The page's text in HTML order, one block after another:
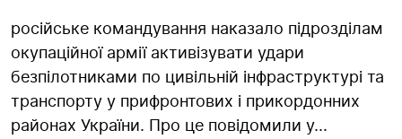
російське командування наказало підрозділам
окупаційної армії активізувати удари
безпілотниками по цивільній інфраструктурі та
транспорту у прифронтових і прикордонних
районах України. Про це повідомили у...